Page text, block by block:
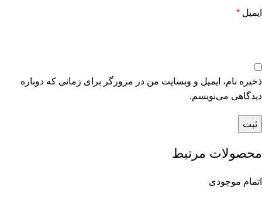
ایمیل *
ذخیره نام، ایمیل و وبسایت من در مرورگر برای زمانی که دوباره
دیدگاهی می‌نویسم.
محصولات مرتبط
اتمام موجودی